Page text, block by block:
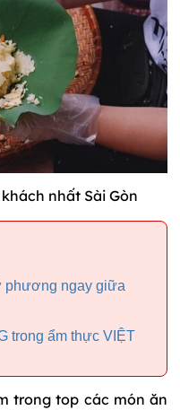
nhất Sài Gòn
phương ngay giữa
trong ẩm thực VIỆT
trong top các món ăn